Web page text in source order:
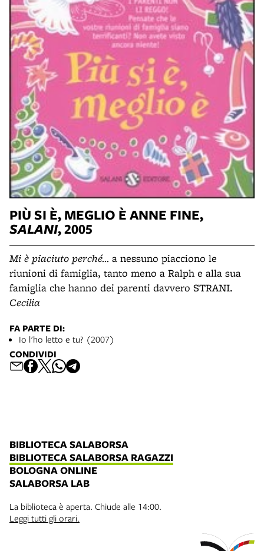
PIÙ SI È, MEGLIO ÈANNE FINE,
SALANI, 2005
Mi è piaciuto perché… a nessuno piacciono le
riunioni di famiglia, tanto meno a Ralph e alla sua
famiglia che hanno dei parenti davvero STRANI.
Cecilia
FA PARTE DI:
Io l'ho letto e tu? (2007)
CONDIVIDI
BIBLIOTECA SALABORSA
BIBLIOTECA SALABORSA RAGAZZI
BOLOGNA ONLINE
SALABORSA LAB
La biblioteca è aperta. Chiude alle 14:00.
Leggi tutti gli orari.